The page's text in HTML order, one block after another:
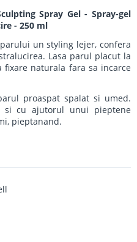
Spray Gel - Spray-gel
- 250 ml
un styling lejer, confera
Lasa parul placut la
naturala fara sa incarce
proaspat spalat si umed.
si cu ajutorul unui pieptene
pieptanand.